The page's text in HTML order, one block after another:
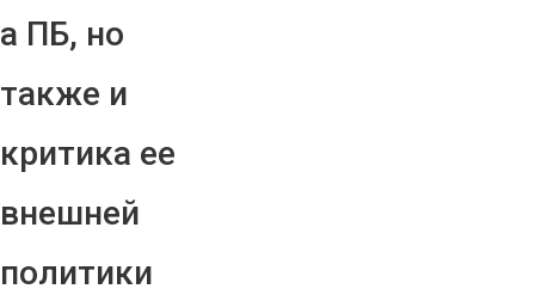
а ПБ, но
также и
критика ее
внешней
политики